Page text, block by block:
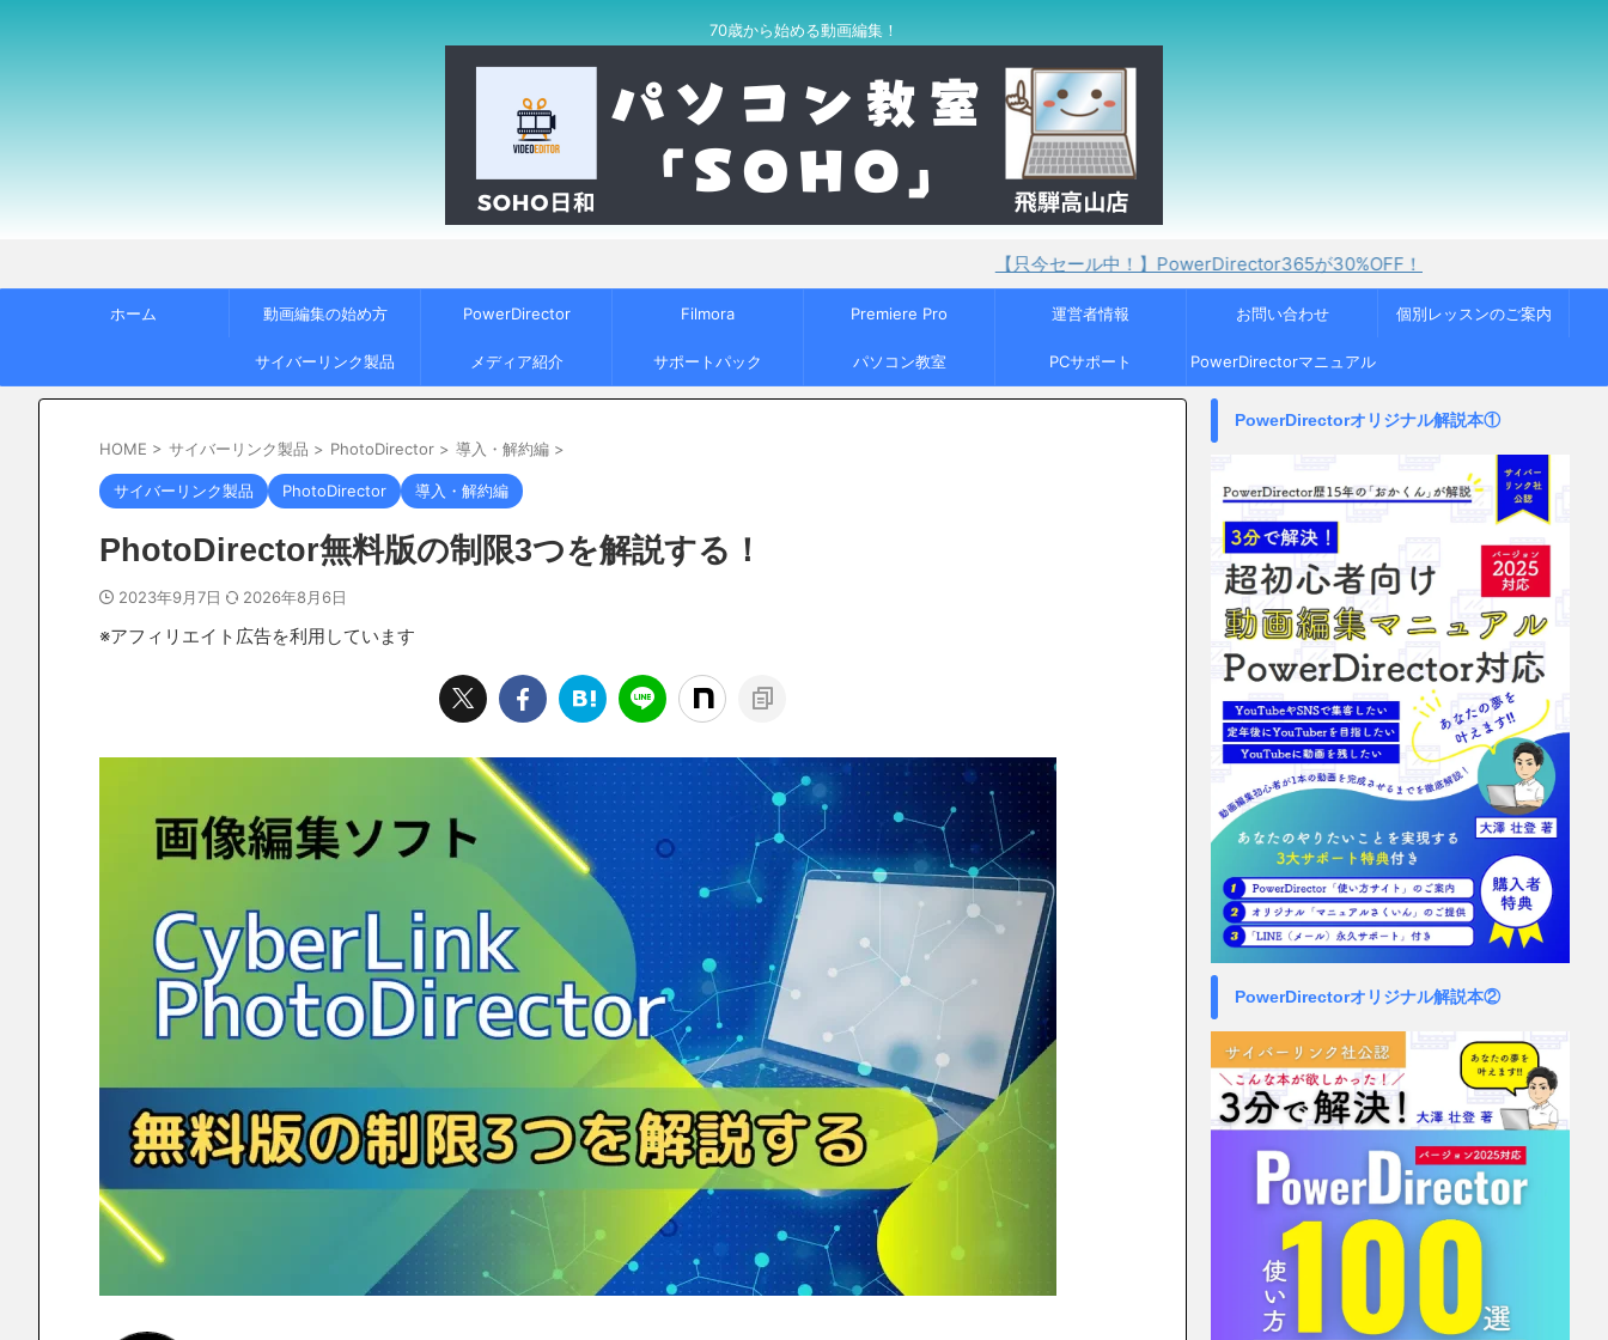
70歳から始める動画編集！
【只今セール中！】PowerDirector365が30%OFF！
ホーム 動画編集の始め方 PowerDirector Filmora Premiere Pro 運営者情報 お問い合わせ 個別レッスンのご案内
サイバーリンク製品 メディア紹介 サポートパック パソコン教室 PCサポート PowerDirectorマニュアル
HOME > サイバーリンク製品 > PhotoDirector > 導入・解約編 >
サイバーリンク製品 PhotoDirector 導入・解約編
PhotoDirector無料版の制限3つを解説する！
2023年9月7日 2026年8月6日
※アフィリエイト広告を利用しています
PowerDirectorオリジナル解説本①
PowerDirectorオリジナル解説本②